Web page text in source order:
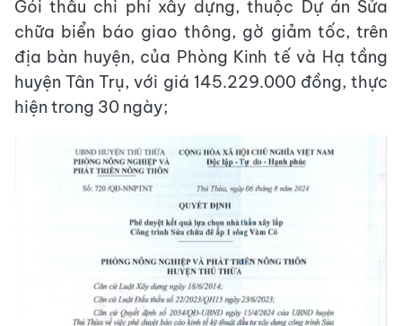
Gói thầu chi phí xây dựng, thuộc Dự án Sửa
chữa biển báo giao thông, gờ giảm tốc, trên
địa bàn huyện, của Phòng Kinh tế và Hạ tầng
huyện Tân Trụ, với giá 145.229.000 đồng, thực
hiện trong 30 ngày;